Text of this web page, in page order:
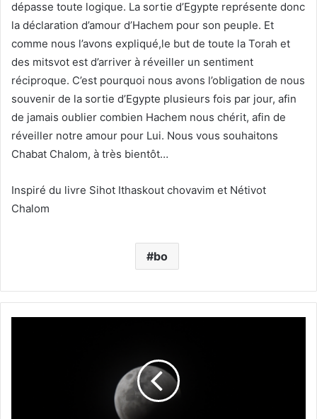
dépasse toute logique. La sortie d’Egypte représente donc
la déclaration d’amour d’Hachem pour son peuple. Et
comme nous l’avons expliqué,le but de toute la Torah et
des mitsvot est d’arriver à réveiller un sentiment
réciproque. C’est pourquoi nous avons l’obligation de nous
souvenir de la sortie d’Egypte plusieurs fois par jour, afin
de jamais oublier combien Hachem nous chérit, afin de
réveiller notre amour pour Lui. Nous vous souhaitons
Chabat Chalom, à très bientôt…
Inspiré du livre Sihot Ithaskout chovavim et Nétivot
Chalom
bo